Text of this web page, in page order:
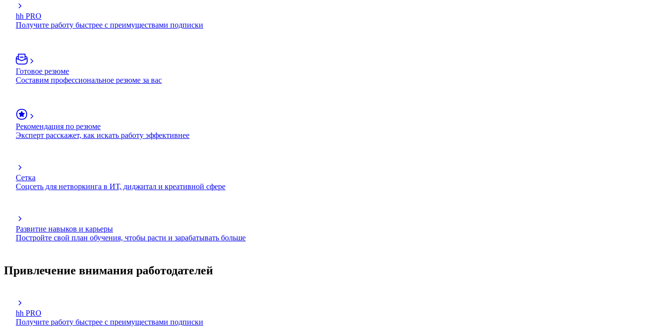
hh PRO
Получите работу быстрее с преимуществами подписки
Готовое резюме
Составим профессиональное резюме за вас
Рекомендация по резюме
Эксперт расскажет, как искать работу эффективнее
Сетка
Соцсеть для нетворкинга в ИТ, диджитал и креативной сфере
Развитие навыков и карьеры
Постройте свой план обучения, чтобы расти и зарабатывать больше
Привлечение внимания работодателей
hh PRO
Получите работу быстрее с преимуществами подписки